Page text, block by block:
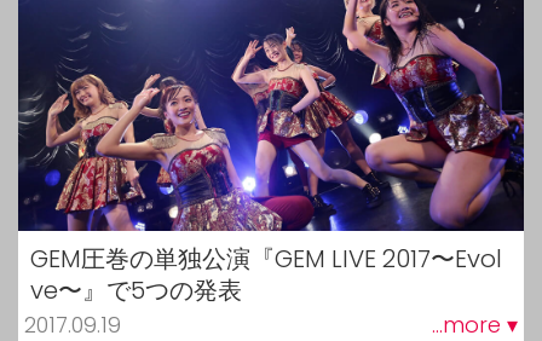
GEM圧巻の単独公演『GEM LIVE 2017〜Evol
ve〜』で5つの発表
2017.09.19 ...more ▾